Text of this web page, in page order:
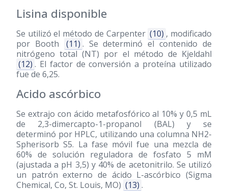
Lisina disponible
Se utilizó el método de Carpenter (10) , modificado
por Booth
(11) . Se determinó el contenido de
nitrógeno total (NT) por el método de Kjeldahl
(12) . El factor de conversión a proteína utilizado
fue de 6,25.
Acido ascórbico
Se extrajo con ácido metafosfórico al 10% y 0,5 mL
de 2,3-dimercapto-1-propanol (BAL) y se
determinó por HPLC, utilizando una columna NH2-
Spherisorb S5. La fase móvil fue una mezcla de
60% de solución reguladora de fosfato 5 mM
(ajustada a pH 3,5) y 40% de acetonitrilo. Se utilizó
un patrón externo de ácido L-ascórbico (Sigma
Chemical, Co, St. Louis, MO) (13) .